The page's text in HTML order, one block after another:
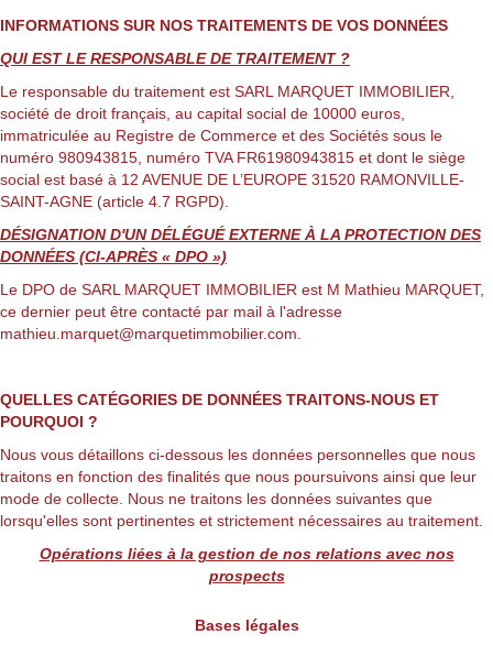
INFORMATIONS SUR NOS TRAITEMENTS DE VOS DONNÉES
QUI EST LE RESPONSABLE DE TRAITEMENT ?
Le responsable du traitement est SARL MARQUET IMMOBILIER,
société de droit français, au capital social de 10000 euros,
immatriculée au Registre de Commerce et des Sociétés sous le
numéro 980943815, numéro TVA FR61980943815 et dont le siège
social est basé à 12 AVENUE DE L’EUROPE 31520 RAMONVILLE-
SAINT-AGNE (article 4.7 RGPD).
DÉSIGNATION D'UN DÉLÉGUÉ EXTERNE À LA PROTECTION DES
DONNÉES (CI-APRÈS « DPO »)
Le DPO de SARL MARQUET IMMOBILIER est M Mathieu MARQUET,
ce dernier peut être contacté par mail à l'adresse
mathieu.marquet@marquetimmobilier.com.
QUELLES CATÉGORIES DE DONNÉES TRAITONS-NOUS ET
POURQUOI ?
Nous vous détaillons ci-dessous les données personnelles que nous
traitons en fonction des finalités que nous poursuivons ainsi que leur
mode de collecte. Nous ne traitons les données suivantes que
lorsqu'elles sont pertinentes et strictement nécessaires au traitement.
Opérations liées à la gestion de nos relations avec nos
prospects
Bases légales